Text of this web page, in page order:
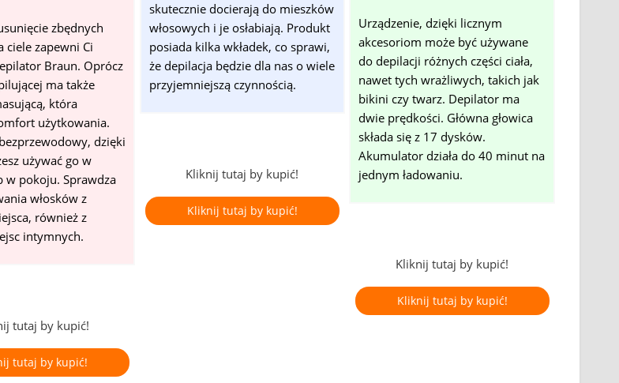
zbędnych
ciele zapewni Ci
Braun. Oprócz
ma także
która
użytkowania.
dzięki
używać go w
w pokoju. Sprawdza
włosków z
również z
intymnych.
tutaj by kupić!
tutaj by kupić!
skutecznie docierają do mieszków
włosowych i je osłabiają. Produkt
posiada kilka wkładek, co sprawi,
że depilacja będzie dla nas o wiele
przyjemniejszą czynnością.
Kliknij tutaj by kupić!
Kliknij tutaj by kupić!
Urządzenie, dzięki licznym
akcesoriom może być używane
do depilacji różnych części ciała,
nawet tych wrażliwych, takich jak
bikini czy twarz. Depilator ma
dwie prędkości. Główna głowica
składa się z 17 dysków.
Akumulator działa do 40 minut na
jednym ładowaniu.
Kliknij tutaj by kupić!
Kliknij tutaj by kupić!